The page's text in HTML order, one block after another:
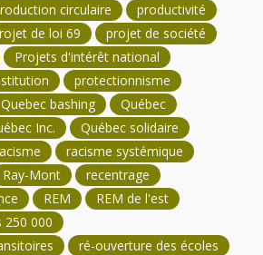
circulaire
productivité
de loi 69
projet de société
Projets d'intérêt national
protectionnisme
Quebec bashing
Québec
Inc.
Québec solidaire
racisme systémique
Ray-Mont
recentrage
REM
REM de l'est
250 000
ré-ouverture des écoles